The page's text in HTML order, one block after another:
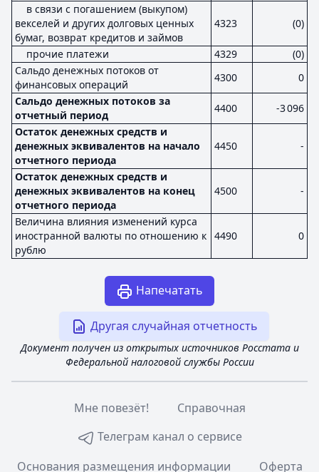
в связи с погашением (выкупом)
векселей и других долговых ценных
бумаг, возврат кредитов и займов
4323 (0)
прочие платежи 4329
(0)
Сальдо денежных потоков от
финансовых операций
4300
0
Сальдо денежных потоков за
отчетный период
4400
-3 096
Остаток денежных средств и
денежных эквивалентов на начало
отчетного периода
4450 -
Остаток денежных средств и
денежных эквивалентов на конец
отчетного периода
4500 -
Величина влияния изменений курса
иностранной валюты по отношению к
рублю
4490 0
Напечатать
Другая случайная отчетность
Документ получен из открытых источников Росстата и
Федеральной налоговой службы России
Мне повезёт!
Справочная
Телеграм канал о сервисе
Основания размещения информации
Оферта